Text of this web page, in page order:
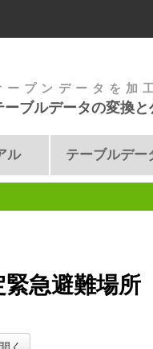
ープンデータを加
ーブルデータの変換
ル テーブルデー
緊急避難場所